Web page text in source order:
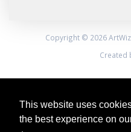
This website uses
the best experience on
Copyright © 2026
Created